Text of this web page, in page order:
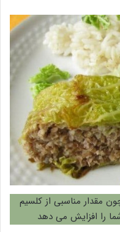
مقدار مناسبی از کلسیم
را افزایش می دهد